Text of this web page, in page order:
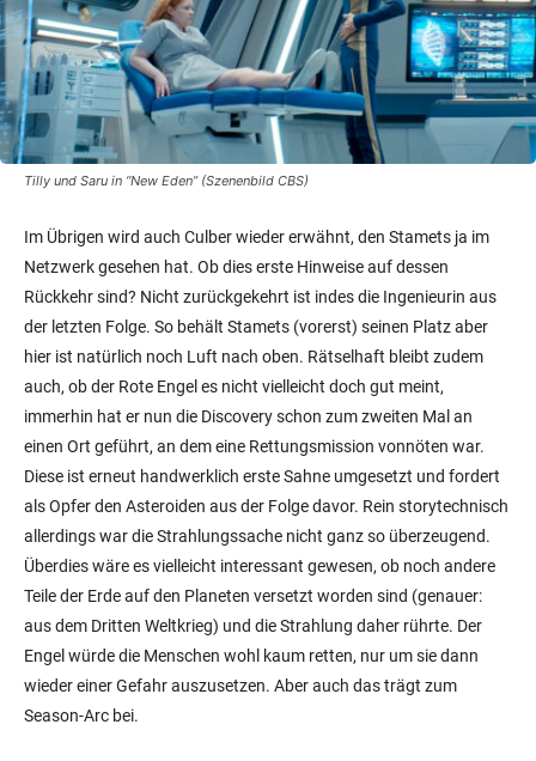
Tilly und Saru in “New Eden” (Szenenbild CBS)
Im Übrigen wird auch Culber wieder erwähnt, den Stamets ja im
Netzwerk gesehen hat. Ob dies erste Hinweise auf dessen
Rückkehr sind? Nicht zurückgekehrt ist indes die Ingenieurin aus
der letzten Folge. So behält Stamets (vorerst) seinen Platz aber
hier ist natürlich noch Luft nach oben. Rätselhaft bleibt zudem
auch, ob der Rote Engel es nicht vielleicht doch gut meint,
immerhin hat er nun die Discovery schon zum zweiten Mal an
einen Ort geführt, an dem eine Rettungsmission vonnöten war.
Diese ist erneut handwerklich erste Sahne umgesetzt und fordert
als Opfer den Asteroiden aus der Folge davor. Rein storytechnisch
allerdings war die Strahlungssache nicht ganz so überzeugend.
Überdies wäre es vielleicht interessant gewesen, ob noch andere
Teile der Erde auf den Planeten versetzt worden sind (genauer:
aus dem Dritten Weltkrieg) und die Strahlung daher rührte. Der
Engel würde die Menschen wohl kaum retten, nur um sie dann
wieder einer Gefahr auszusetzen. Aber auch das trägt zum
Season-Arc bei.